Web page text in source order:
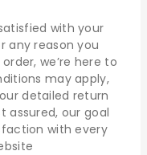
with your
any reason you
we’re here to
may apply,
detailed return
assured, our goal
with every